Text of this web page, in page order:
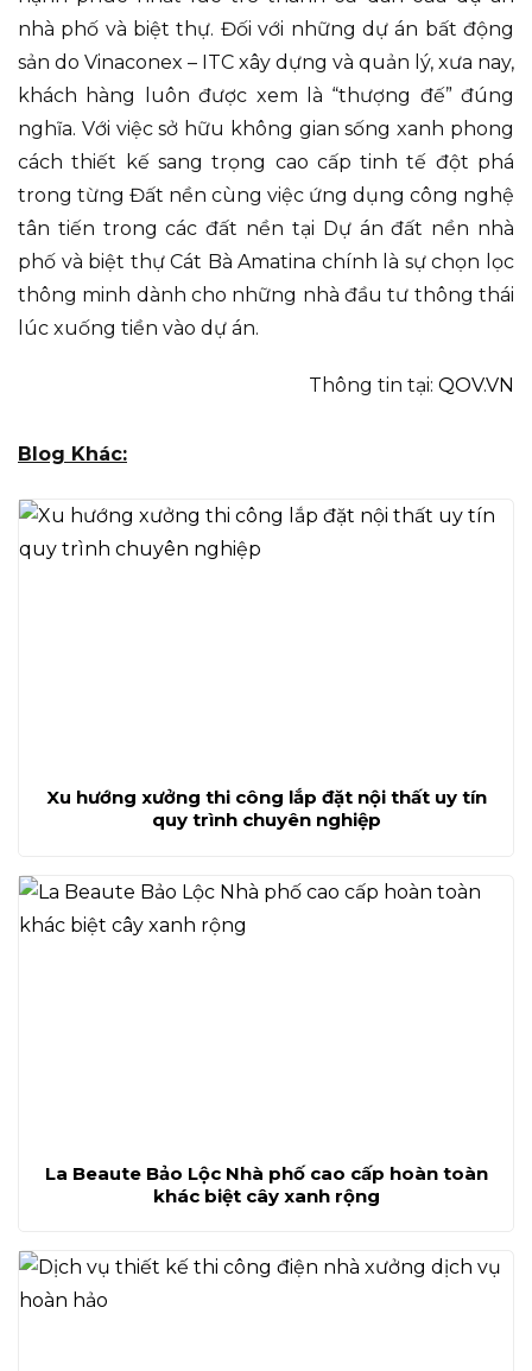
nhà phố và biệt thự. Đối với những dự án bất động
sản do Vinaconex – ITC xây dựng và quản lý, xưa nay,
khách hàng luôn được xem là “thượng đế” đúng
nghĩa. Với việc sở hữu không gian sống xanh phong
cách thiết kế sang trọng cao cấp tinh tế đột phá
trong từng Đất nền cùng việc ứng dụng công nghệ
tân tiến trong các đất nền tại Dự án đất nền nhà
phố và biệt thự Cát Bà Amatina chính là sự chọn lọc
thông minh dành cho những nhà đầu tư thông thái
lúc xuống tiền vào dự án.
Thông tin tại: QOV.VN
Blog Khác:
Xu hướng xưởng thi công lắp đặt nội thất uy tín
quy trình chuyên nghiệp
La Beaute Bảo Lộc Nhà phố cao cấp hoàn toàn
khác biệt cây xanh rộng